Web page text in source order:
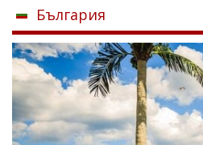
България